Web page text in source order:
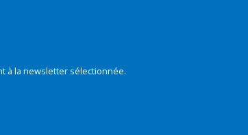
à la newsletter sélectionnée.